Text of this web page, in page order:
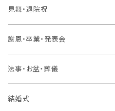
バルーンのみ
ラスティング アレンジ、枯れない花
スタンド 生花
スタンド 生花、バルーン
バルーンのみ
生花 アレンジ
ラスティング 花束、枯れない花
ラスティング アレンジ、枯れない花
スタンド 生花
スタンド 生花、バルーン
生花 アレンジ、バルーン
生花 アレンジ
造花 アレンジ、花束、バルーン
ラスティング 花束、枯れない花
ラスティング アレンジ、枯れない花
スタンド 生花
生花 アレンジ、花束、バルーン
生花 アレンジ、バルーン
生花 アレンジ
造花 アレンジ、花束、バルーン
ラスティング 花束、枯れない花
ラスティング アレンジ、枯れない花
見舞・退院祝
生花 アレンジ、花束、バルーン
生花 アレンジ、バルーン
生花 アレンジ
造花 アレンジ、花束、バルーン
ラスティング 花束、枯れない花
謝恩・卒業・発表会
生花 アレンジ、花束、バルーン
生花 アレンジ、バルーン
造花 アレンジ、花束、バルーン
法事・お盆・葬儀
生花 アレンジ、花束、バルーン
結婚式